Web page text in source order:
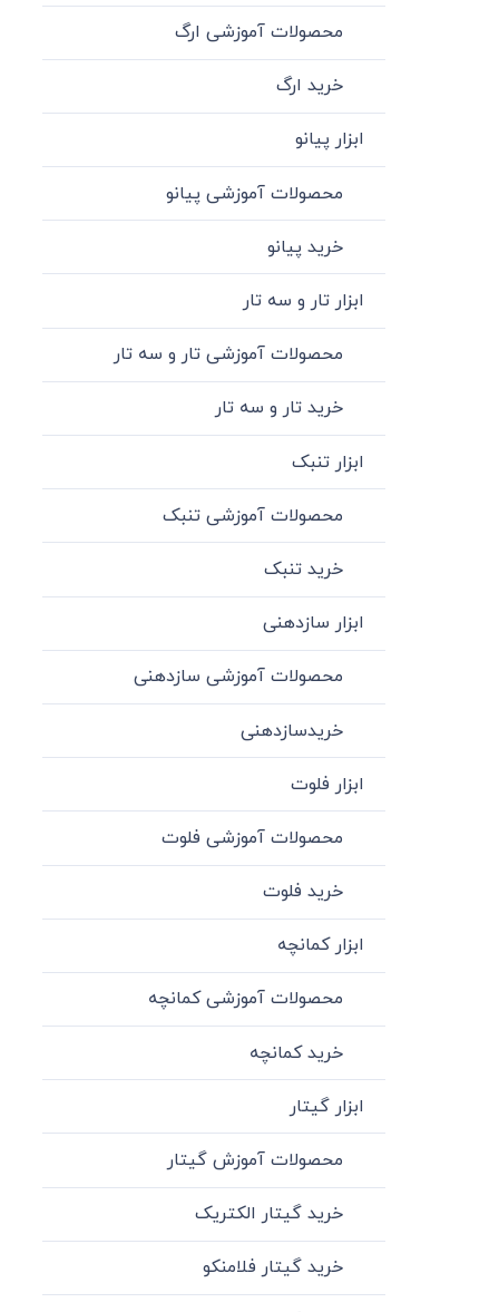
محصولات آموزشی ارگ
خرید ارگ
ابزار پیانو
محصولات آموزشی پیانو
خرید پیانو
ابزار تار و سه تار
محصولات آموزشی تار و سه تار
خرید تار و سه تار
ابزار تنبک
محصولات آموزشی تنبک
خرید تنبک
ابزار سازدهنی
محصولات آموزشی سازدهنی
خریدسازدهنی
ابزار فلوت
محصولات آموزشی فلوت
خرید فلوت
ابزار کمانچه
محصولات آموزشی کمانچه
خرید کمانچه
ابزار گیتار
محصولات آموزش گیتار
خرید گیتار الکتریک
خرید گیتار فلامنکو